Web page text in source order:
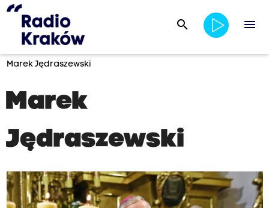
search menu
Marek Jędraszewski
Marek
Jędraszewski